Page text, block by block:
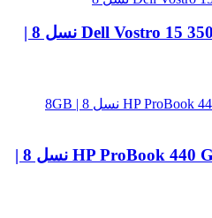
لپ تاپ استوک Dell Vostro 15 3500 Core i5 نسل 8 |
لپ تاپ استوک HP ProBook 440 G6 Core i5 نسل 8 |